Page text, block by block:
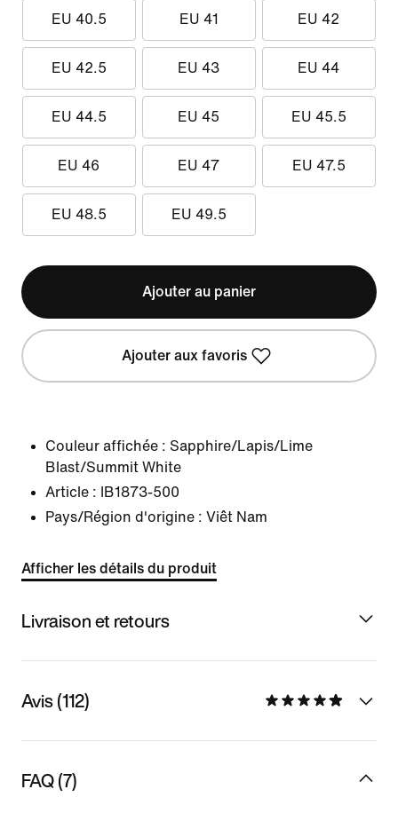
EU 40.5 EU 41 EU 42
EU 42.5 EU 43 EU 44
EU 44.5 EU 45 EU 45.5
EU 46 EU 47 EU 47.5
EU 48.5 EU 49.5
Ajouter au panier
Ajouter aux favoris
Couleur affichée : Sapphire/Lapis/Lime
Blast/Summit White
Article :
IB1873-500
Pays/Région d'origine : Viêt Nam
Afficher les détails du produit
Livraison et retours
Avis (112)
FAQ (7)